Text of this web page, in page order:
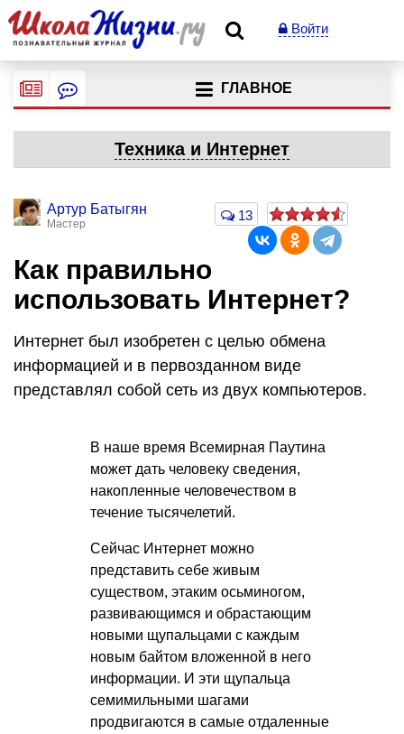
Войти
ГЛАВНОЕ
Техника и Интернет
Артур Батыгян
Мастер
13
Как правильно
использовать Интернет?
Интернет был изобретен с целью обмена
информацией и в первозданном виде
представлял собой сеть из двух компьютеров.
В наше время Всемирная Паутина
может дать человеку сведения,
накопленные человечеством в
течение тысячелетий.
Сейчас Интернет можно
представить себе живым
существом, этаким осьминогом,
развивающимся и обрастающим
новыми щупальцами с каждым
новым байтом вложенной в него
информации. И эти щупальца
семимильными шагами
продвигаются в самые отдаленные